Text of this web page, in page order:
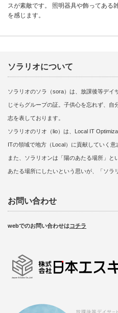
スが素敵です。 照明器具や飾ってある
を感じます。
ソラリオについて
ソラリオのソラ（sora）は、放課後等デイ
じそらグループの証。子供心を忘れず、
志を表しております。
ソラリオのリオ（lio）は、Local IT
ITの領域で地方（Local）に貢献していく意
また、ソラリオンは「陽のあたる場所」
あたる場所にしたいという思いが、「ソラ
お問い合わせ
webでのお問い合わせはコチラ